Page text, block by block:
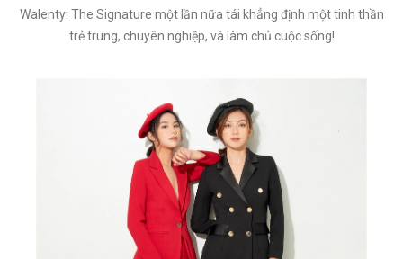
Walenty: The Signature một lần nữa tái khẳng định một tinh thần
trẻ trung, chuyên nghiệp, và làm chủ cuộc sống!